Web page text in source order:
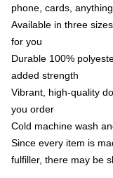
phone, cards, anything
Available in three
for you
Durable 100%
added strength
Vibrant, high-quality
you order
Cold machine wash
Since every item is
fulfiller, there may be